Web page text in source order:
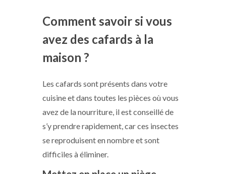
Comment savoir si vous
avez des cafards à la
maison ?
Les cafards sont présents dans votre
cuisine et dans toutes les pièces où vous
avez de la nourriture, il est conseillé de
s’y prendre rapidement, car ces insectes
se reproduisent en nombre et sont
difficiles à éliminer.